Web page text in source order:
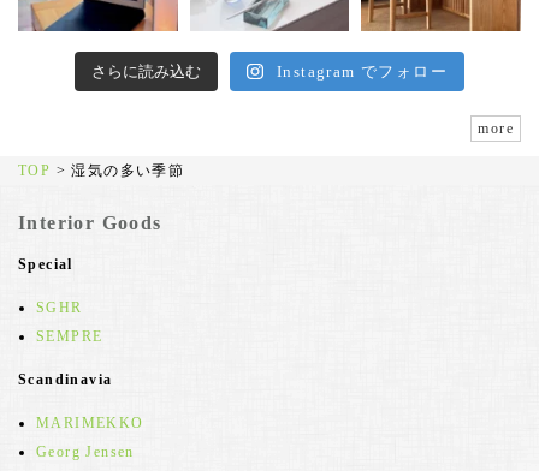
さらに読み込む Instagram でフォロー
more
TOP >湿気の多い季節
Interior Goods
Special
SGHR
SEMPRE
Scandinavia
MARIMEKKO
Georg Jensen